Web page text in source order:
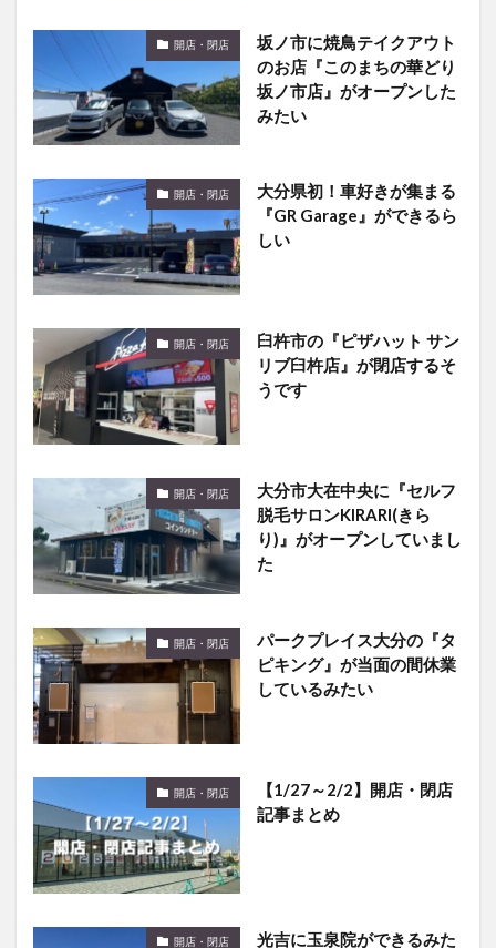
開店・閉店
坂ノ市に焼鳥テイクアウト
のお店『このまちの華どり
坂ノ市店』がオープンした
みたい
開店・閉店
大分県初！車好きが集まる
『GR Garage』ができるら
しい
開店・閉店
臼杵市の『ピザハット サン
リブ臼杵店』が閉店するそ
うです
開店・閉店
大分市大在中央に『セルフ
脱毛サロンKIRARI(きら
り)』がオープンしていまし
た
開店・閉店
パークプレイス大分の『タ
ピキング』が当面の間休業
しているみたい
開店・閉店
【1/27～2/2】開店・閉店
記事まとめ
開店・閉店
光吉に玉泉院ができるみた